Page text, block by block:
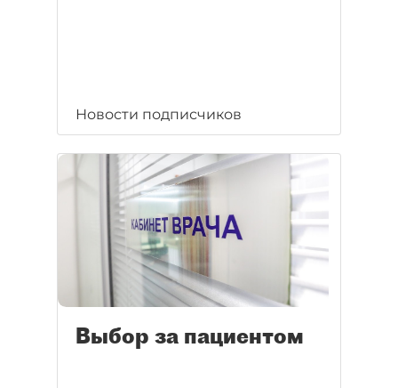
Новости подписчиков
Выбор за пациентом